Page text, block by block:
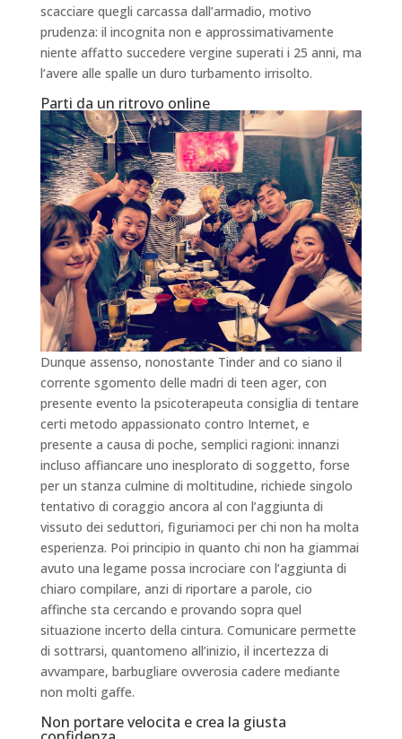
scacciare quegli carcassa dall’armadio, motivo
prudenza: il incognita non e approssimativamente
niente affatto succedere vergine superati i 25 anni, ma
l’avere alle spalle un duro turbamento irrisolto.
Parti da un ritrovo online
Dunque assenso, nonostante Tinder and co siano il
corrente sgomento delle madri di teen ager, con
presente evento la psicoterapeuta consiglia di tentare
certi metodo appassionato contro Internet, e
presente a causa di poche, semplici ragioni: innanzi
incluso affiancare uno inesplorato di soggetto, forse
per un stanza culmine di moltitudine, richiede singolo
tentativo di coraggio ancora al con l’aggiunta di
vissuto dei seduttori, figuriamoci per chi non ha molta
esperienza. Poi principio in quanto chi non ha giammai
avuto una legame possa incrociare con l’aggiunta di
chiaro compilare, anzi di riportare a parole, cio
affinche sta cercando e provando sopra quel
situazione incerto della cintura. Comunicare permette
di sottrarsi, quantomeno all’inizio, il incertezza di
avvampare, barbugliare ovverosia cadere mediante
non molti gaffe.
Non portare velocita e crea la giusta